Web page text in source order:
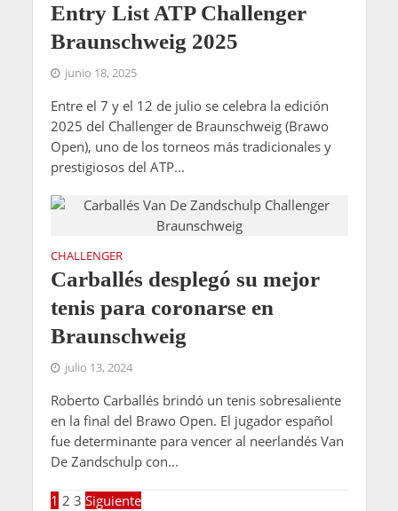
Entry List ATP Challenger
Braunschweig 2025
junio 18, 2025
Entre el 7 y el 12 de julio se celebra la edición
2025 del Challenger de Braunschweig (Brawo
Open), uno de los torneos más tradicionales y
prestigiosos del ATP...
CHALLENGER
Carballés desplegó su mejor
tenis para coronarse en
Braunschweig
julio 13, 2024
Roberto Carballés brindó un tenis sobresaliente
en la final del Brawo Open. El jugador español
fue determinante para vencer al neerlandés Van
De Zandschulp con...
1 2 3 Siguiente